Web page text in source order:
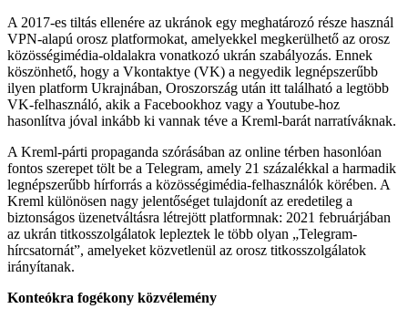
A 2017-es tiltás ellenére az ukránok egy meghatározó része használ
VPN-alapú orosz platformokat, amelyekkel megkerülhető az orosz
közösségimédia-oldalakra vonatkozó ukrán szabályozás. Ennek
köszönhető, hogy a Vkontaktye (VK) a negyedik legnépszerűbb
ilyen platform Ukrajnában, Oroszország után itt található a legtöbb
VK-felhasználó, akik a Facebookhoz vagy a Youtube-hoz
hasonlítva jóval inkább ki vannak téve a Kreml-barát narratíváknak.
A Kreml-párti propaganda szórásában az online térben hasonlóan
fontos szerepet tölt be a Telegram, amely 21 százalékkal a harmadik
legnépszerűbb hírforrás a közösségimédia-felhasználók körében. A
Kreml különösen nagy jelentőséget tulajdonít az eredetileg a
biztonságos üzenetváltásra létrejött platformnak: 2021 februárjában
az ukrán titkosszolgálatok lepleztek le több olyan „Telegram-
hírcsatornát”, amelyeket közvetlenül az orosz titkosszolgálatok
irányítanak.
Konteókra fogékony közvélemény